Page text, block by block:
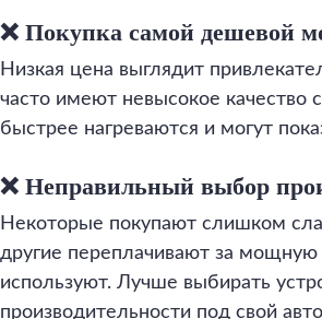
❌ Покупка самой дешевой
Низкая цена выглядит
часто имеют невысокое качество
быстрее нагреваются и могут
❌ Неправильный выбор
Некоторые покупают слишком
другие переплачивают за
используют. Лучше выбирать
производительности под свой